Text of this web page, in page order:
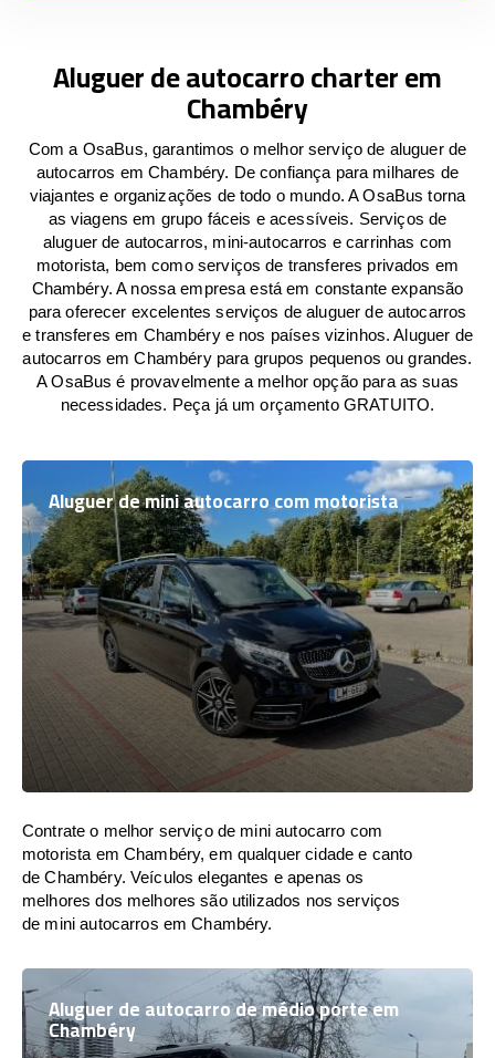
Aluguer de autocarro charter em
Chambéry
Com a OsaBus, garantimos o melhor serviço de aluguer de
autocarros em Chambéry. De confiança para milhares de
viajantes e organizações de todo o mundo. A OsaBus torna
as viagens em grupo fáceis e acessíveis. Serviços de
aluguer de autocarros, mini-autocarros e carrinhas com
motorista, bem como serviços de transferes privados em
Chambéry. A nossa empresa está em constante expansão
para oferecer excelentes serviços de aluguer de autocarros
e transferes em Chambéry e nos países vizinhos. Aluguer de
autocarros em Chambéry para grupos pequenos ou grandes.
A OsaBus é provavelmente a melhor opção para as suas
necessidades. Peça já um orçamento GRATUITO.
Aluguer de mini autocarro com motorista
Contrate o melhor serviço de mini autocarro com
motorista em Chambéry, em qualquer cidade e canto
de Chambéry. Veículos elegantes e apenas os
melhores dos melhores são utilizados nos serviços
de mini autocarros em Chambéry.
Aluguer de autocarro de médio porte em
Chambéry